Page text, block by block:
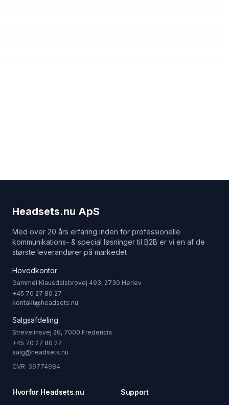
Headsets.nu ApS
Med over 20 års erfaring inden for professionelle
kommunikations- & special løsninger til B2B er vi en af de
største leverandører på markedet
Hovedkontor
Gammel Klausdalsbrovej 493, 2730 Herlev
+45 70 27 80 27
kontakt@headsets.nu
Salgsafdeling
Strevelinsvej 20, 7000 Fredericia
+45 70 27 80 27
salg@headsets.nu
CVR: 39774984
Hvorfor Headsets.nu Support